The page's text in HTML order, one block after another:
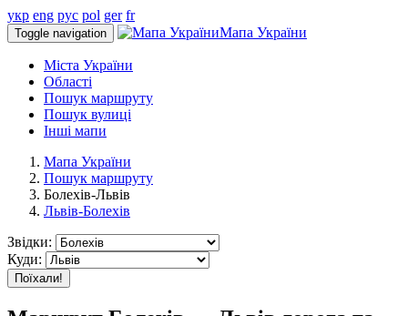
укр eng рус pol ger fr
Toggle navigation Мапа України
Міста України
Області
Пошук маршруту
Пошук вулиці
Інші мапи
Мапа України
Пошук маршруту
Болехів-Львів
Львів-Болехів
Звідки:
Куди:
Поїхали!